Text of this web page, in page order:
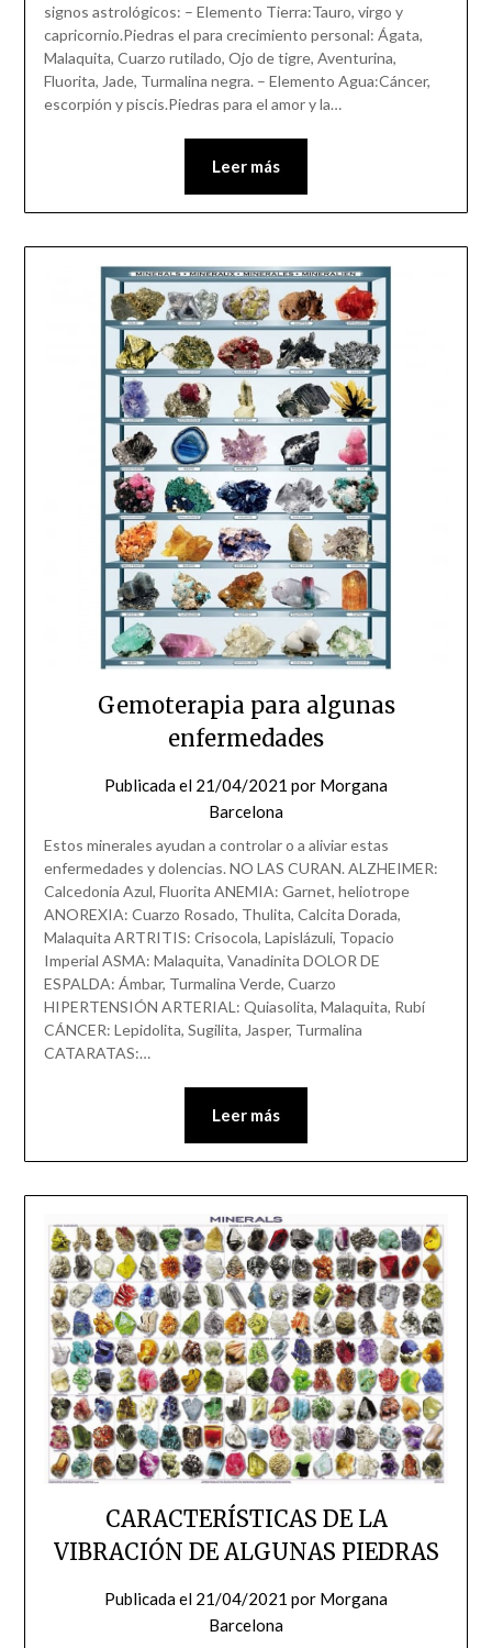
signos astrológicos: – Elemento Tierra:Tauro, virgo y
capricornio.Piedras el para crecimiento personal: Ágata,
Malaquita, Cuarzo rutilado, Ojo de tigre, Aventurina,
Fluorita, Jade, Turmalina negra. – Elemento Agua:Cáncer,
escorpión y piscis.Piedras para el amor y la…
Leer más
Gemoterapia para algunas
enfermedades
Publicada el 21/04/2021 por Morgana
Barcelona
Estos minerales ayudan a controlar o a aliviar estas
enfermedades y dolencias. NO LAS CURAN. ALZHEIMER:
Calcedonia Azul, Fluorita ANEMIA: Garnet, heliotrope
ANOREXIA: Cuarzo Rosado, Thulita, Calcita Dorada,
Malaquita ARTRITIS: Crisocola, Lapislázuli, Topacio
Imperial ASMA: Malaquita, Vanadinita DOLOR DE
ESPALDA: Ámbar, Turmalina Verde, Cuarzo
HIPERTENSIÓN ARTERIAL: Quiasolita, Malaquita, Rubí
CÁNCER: Lepidolita, Sugilita, Jasper, Turmalina
CATARATAS:…
Leer más
CARACTERÍSTICAS DE LA
VIBRACIÓN DE ALGUNAS PIEDRAS
Publicada el 21/04/2021 por Morgana
Barcelona